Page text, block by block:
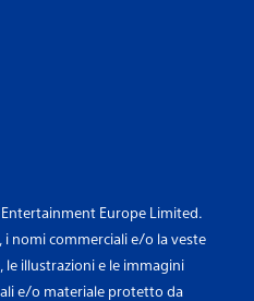
Europe Limited.
nomi commerciali e/o la veste
le illustrazioni e le immagini
e/o materiale protetto da